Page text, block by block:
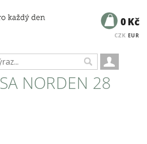
CZK EUR
0 Kč
NORDEN 28